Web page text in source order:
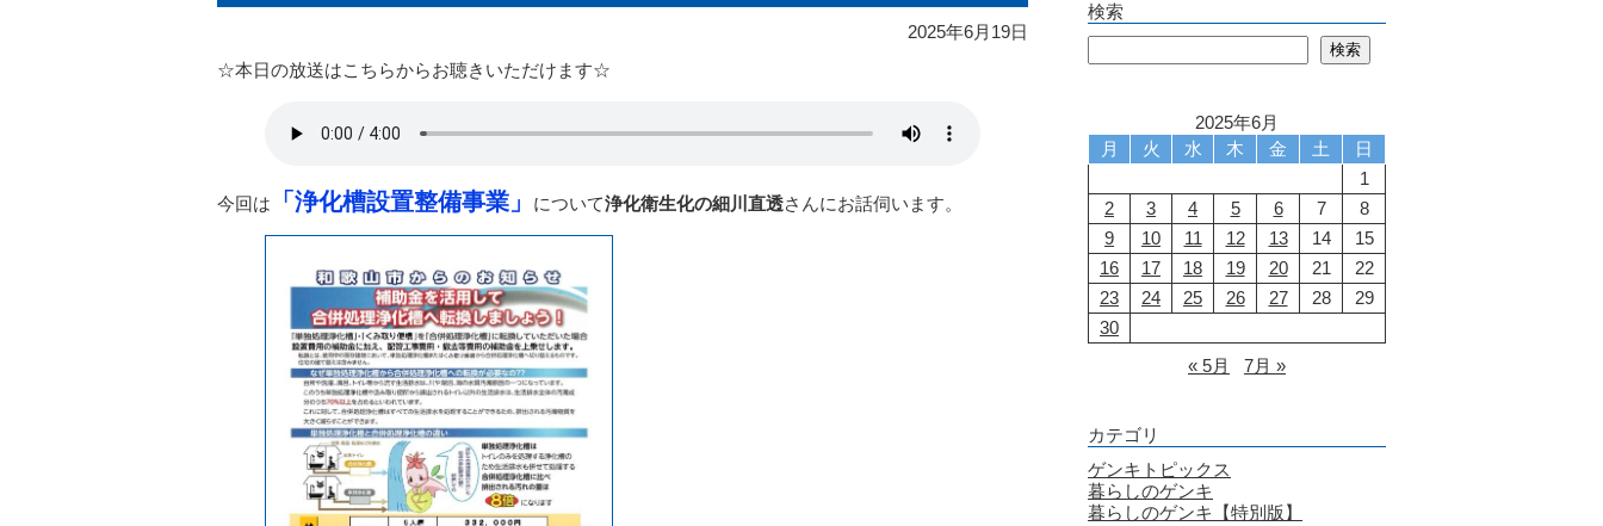
2025年6月19日
☆本日の放送はこちらからお聴きいただけます☆
今回は 「浄化槽設置整備事業」 について浄化衛生化の細川直透さんにお話伺います。
検索
検索
2025年6月
月
火 水 木 金 土
日
1
2
3 4 5 6 7
8
9
10 11 12 13 14
15
16
17 18 19 20 21
22
23
24 25 26 27 28
29
30
« 5月
7月 »
カテゴリ
ゲンキトピックス
暮らしのゲンキ
暮らしのゲンキ【特別版】